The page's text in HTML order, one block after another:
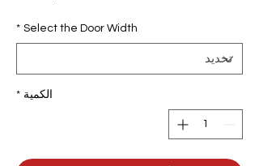
Select the Door Width
*
الكمية *